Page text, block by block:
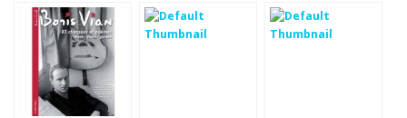
Avoir Fond d'écran